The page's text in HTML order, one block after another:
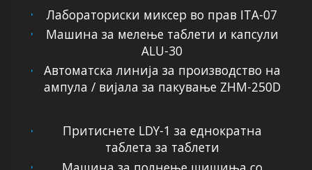
Лабораториски миксер во прав ITA-07
Машина за мелење таблети и капсули
ALU-30
Автоматска линија за производство на
ампула / вијала за пакување ZHM-250D
Притиснете LDY-1 за еднократна
таблета за таблети